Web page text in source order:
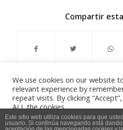
Compartir
Aviso Legal, Política de privacidad y
Este sitio web utiliza cookies para que
usuario. Si continúa navegando está
We use cookies on our website
relevant experience by
repeat visits. By clicking
ALL the cookies.
Do not sell my personal